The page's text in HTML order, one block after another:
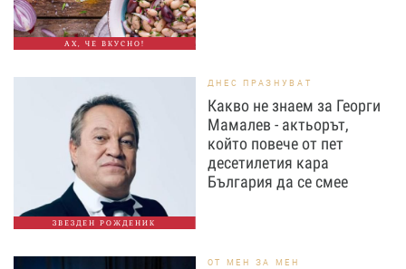
АХ, ЧЕ ВКУСНО!
ЗВЕЗДЕН РОЖДЕНИК
ДНЕС ПРАЗНУВАТ
Какво не знаем за Георги
Мамалев - актьорът,
който повече от пет
десетилетия кара
България да се смее
ОТ МЕН ЗА МЕН